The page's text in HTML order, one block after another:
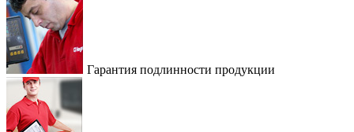
Гарантия подлинности продукции